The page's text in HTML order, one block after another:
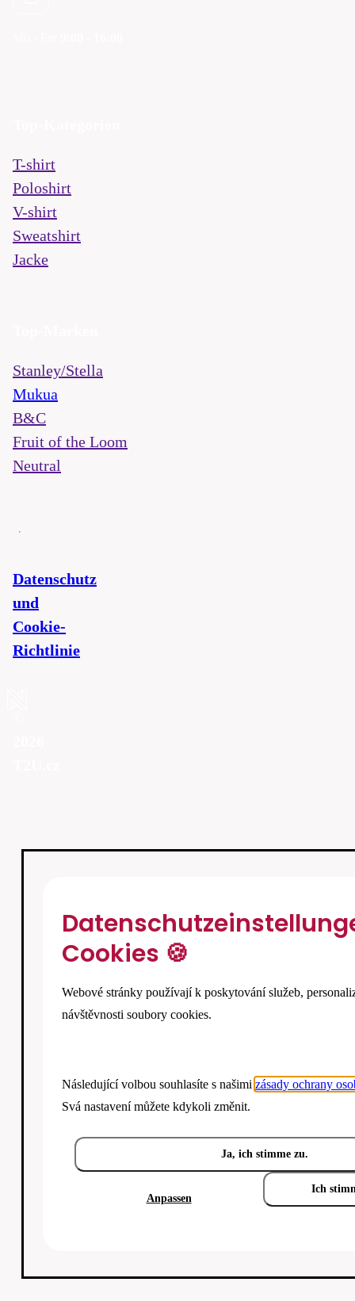
T-shirt
Poloshirt
V-shirt
Sweatshirt
Jacke
Stanley/Stella
Mukua
B&C
Fruit of the Loom
Neutral
Datenschutz
und
Cookie-
Richtlinie
Cookies 🍪
Webové stránky používají k poskytování služeb,
návštěvnosti soubory cookies.
Následující volbou souhlasíte s našimi zásady ochrany
Svá nastavení můžete kdykoli změnit.
Ja, ich stimme zu.
Anpassen
Ich